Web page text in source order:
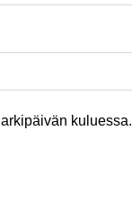
arkipäivän kuluessa.